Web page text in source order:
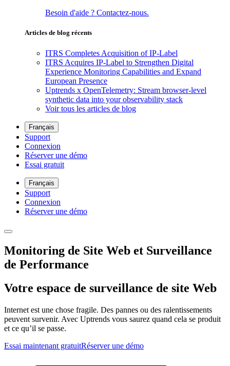
Besoin d'aide ? Contactez-nous.
Articles de blog récents
ITRS Completes Acquisition of IP-Label
ITRS Acquires IP-Label to Strengthen Digital
Experience Monitoring Capabilities and Expand
European Presence
Uptrends x OpenTelemetry: Stream browser-level
synthetic data into your observability stack
Voir tous les articles de blog
Français
Support
Connexion
Réserver une démo
Essai gratuit
Français
Support
Connexion
Réserver une démo
Monitoring de Site Web et Surveillance
de Performance
Votre espace de surveillance de site Web
Internet est une chose fragile. Des pannes ou des ralentissements
peuvent survenir. Avec Uptrends vous saurez quand cela se produit
et ce qu’il se passe.
Essai maintenant gratuitRéserver une démo